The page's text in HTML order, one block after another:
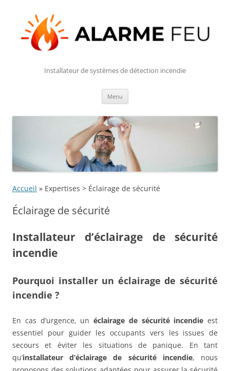
Installateur de systèmes de détection incendie
Menu
Accueil » Expertises > Éclairage de sécurité
Éclairage de sécurité
Installateur d’éclairage de sécurité
incendie
Pourquoi installer un éclairage de sécurité
incendie ?
En cas d’urgence, un éclairage de sécurité incendie est
essentiel pour guider les occupants vers les issues de
secours et éviter les situations de panique. En tant
qu’installateur d’éclairage de sécurité incendie, nous